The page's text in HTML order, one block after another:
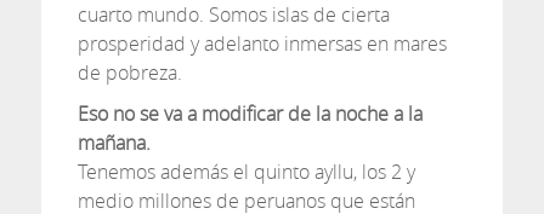
cuarto mundo. Somos islas de cierta
prosperidad y adelanto inmersas en mares
de pobreza.
Eso no se va a modificar de la noche a la
mañana.
Tenemos además el quinto ayllu, los 2 y
medio millones de peruanos que están